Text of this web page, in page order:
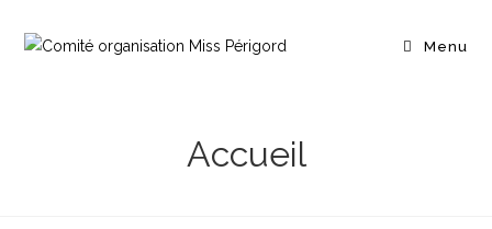
Menu
Accueil